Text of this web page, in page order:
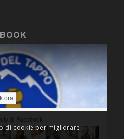
ora
di Facebook
di cookie per migliorare